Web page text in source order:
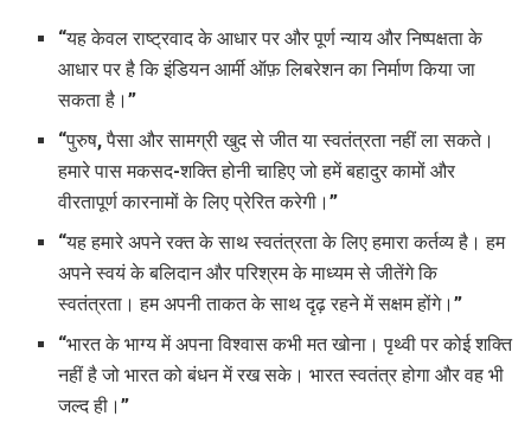
“यह केवल राष्ट्रवाद के आधार पर और पूर्ण न्याय और निष्पक्षता के
आधार पर है कि इंडियन आर्मी ऑफ़ लिबरेशन का निर्माण किया जा
सकता है।”
“पुरुष, पैसा और सामग्री खुद से जीत या स्वतंत्रता नहीं ला सकते।
हमारे पास मकसद-शक्ति होनी चाहिए जो हमें बहादुर कामों और
वीरतापूर्ण कारनामों के लिए प्रेरित करेगी।”
“यह हमारे अपने रक्त के साथ स्वतंत्रता के लिए हमारा कर्तव्य है। हम
अपने स्वयं के बलिदान और परिश्रम के माध्यम से जीतेंगे कि
स्वतंत्रता। हम अपनी ताकत के साथ दृढ़ रहने में सक्षम होंगे।”
“भारत के भाग्य में अपना विश्वास कभी मत खोना। पृथ्वी पर कोई शक्ति
नहीं है जो भारत को बंधन में रख सके। भारत स्वतंत्र होगा और वह भी
जल्द ही।”